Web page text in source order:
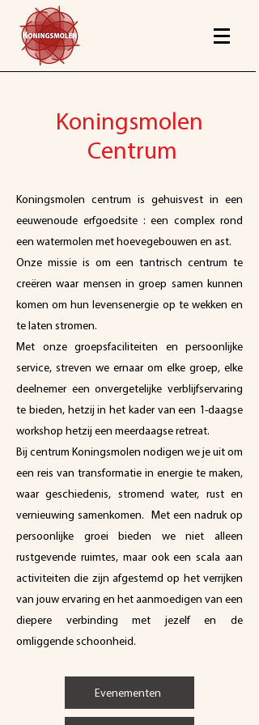
Koningsmolen
Centrum
Koningsmolen centrum is gehuisvest in een
eeuwenoude erfgoedsite : een complex rond
een watermolen met hoevegebouwen en ast.
Onze missie is om een tantrisch centrum te
creëren waar mensen in groep samen kunnen
komen om hun levensenergie op te wekken en
te laten stromen.
Met onze groepsfaciliteiten en persoonlijke
service, streven we ernaar om elke groep, elke
deelnemer een onvergetelijke verblijfservaring
te bieden, hetzij in het kader van een 1-daagse
workshop hetzij een meerdaagse retreat.
Bij centrum Koningsmolen nodigen we je uit om
een reis van transformatie in energie te maken,
waar geschiedenis, stromend water, rust en
vernieuwing samenkomen. Met een nadruk op
persoonlijke groei bieden we niet alleen
rustgevende ruimtes, maar ook een scala aan
activiteiten die zijn afgestemd op het verrijken
van jouw ervaring en het aanmoedigen van een
diepere verbinding met jezelf en de
omliggende schoonheid.
Evenementen